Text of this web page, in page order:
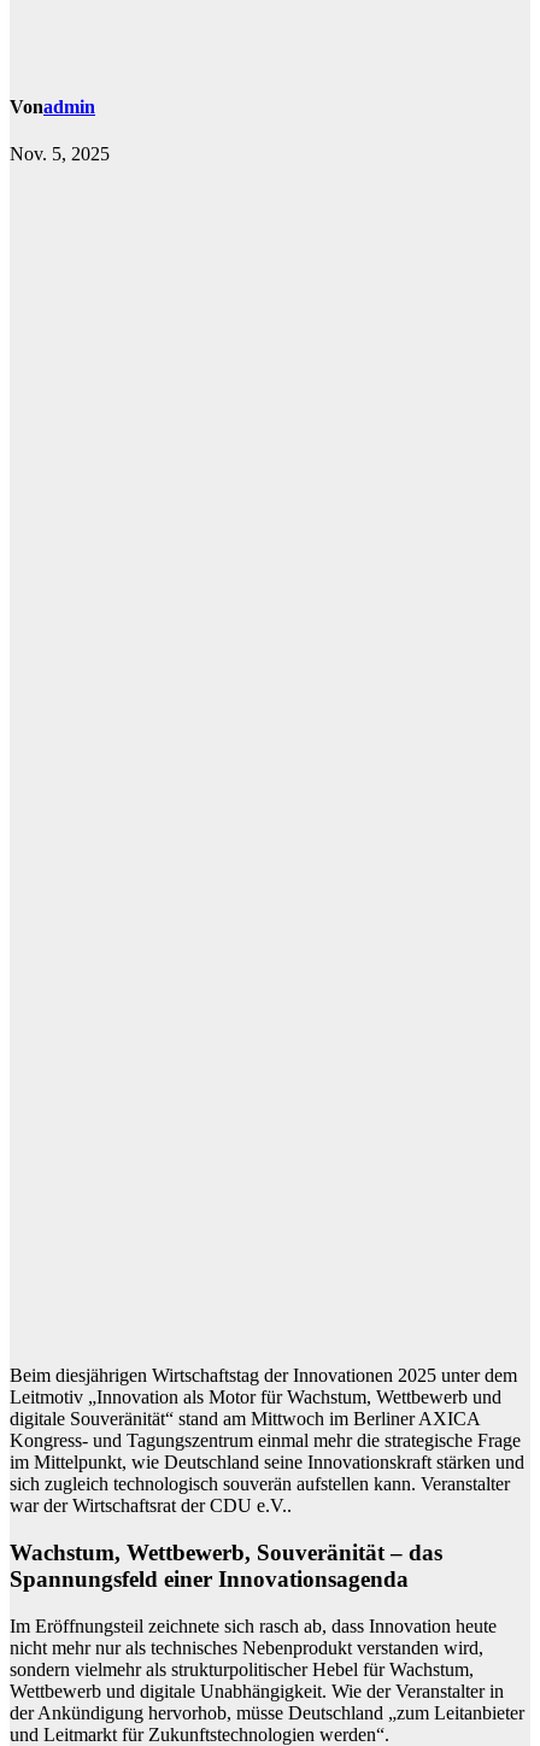
Vonadmin
Nov. 5, 2025
Beim diesjährigen Wirtschaftstag der Innovationen 2025 unter dem
Leitmotiv „Innovation als Motor für Wachstum, Wettbewerb und
digitale Souveränität“ stand am Mittwoch im Berliner AXICA
Kongress‑ und Tagungszentrum einmal mehr die strategische Frage
im Mittelpunkt, wie Deutschland seine Innovationskraft stärken und
sich zugleich technologisch souverän aufstellen kann. Veranstalter
war der Wirtschaftsrat der CDU e.V..
Wachstum, Wettbewerb, Souveränität – das
Spannungsfeld einer Innovationsagenda
Im Eröffnungsteil zeichnete sich rasch ab, dass Innovation heute
nicht mehr nur als technisches Nebenprodukt verstanden wird,
sondern vielmehr als strukturpolitischer Hebel für Wachstum,
Wettbewerb und digitale Unabhängigkeit. Wie der Veranstalter in
der Ankündigung hervorhob, müsse Deutschland „zum Leitanbieter
und Leitmarkt für Zukunftstechnologien werden“.